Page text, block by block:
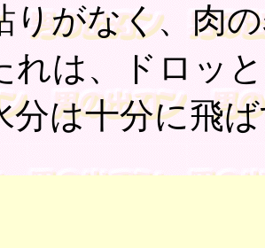
りがなく、肉
れは、ドロッ
分は十分に飛